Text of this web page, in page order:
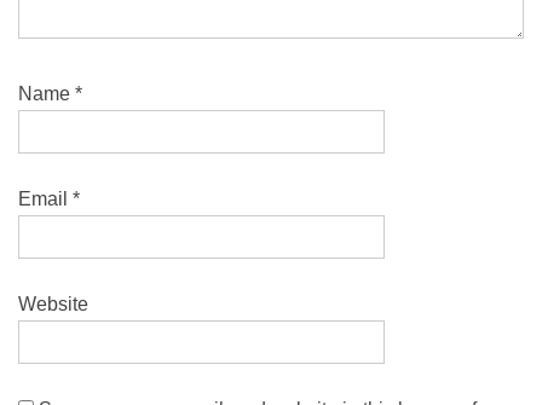
Name *
Email *
Website